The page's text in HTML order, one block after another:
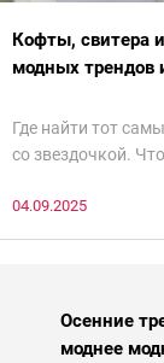
Кофты, свитера
модных трендов
Где найти тот
со звездочкой.
паники.
04.09.2025
Осенние
моднее